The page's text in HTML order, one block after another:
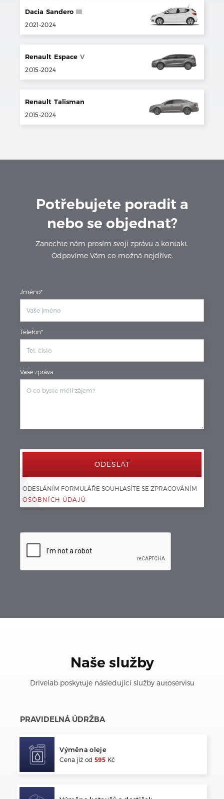
Dacia Sandero III
2021-2024
Renault Espace V
2015-2024
Renault Talisman
2015-2024
Potřebujete poradit a
nebo se objednat?
Zanechte nám prosím svoji zprávu a kontakt.
Odpovíme Vám co možná nejdříve.
Jméno*
Telefon*
Vaše zpráva
ODESLÁNÍM FORMULÁŘE SOUHLASÍTE SE ZPRACOVÁNÍM
OSOBNÍCH ÚDAJŮ
Naše služby
Drivelab poskytuje následující služby autoservisu
PRAVIDELNÁ ÚDRŽBA
Výměna oleje
Cena jíž od 595 Kč